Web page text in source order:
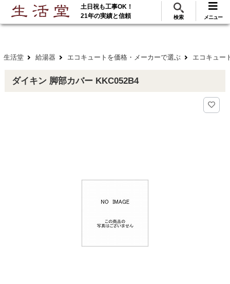
ご利用 288万･工事実績117万件! 無料見積
土日祝も工事OK！
21年の実績と信頼
検索 メニュー
生活堂 給湯器 エコキュートを価格・メーカーで選ぶ エコキュー
ダイキン 脚部カバー KKC052B4